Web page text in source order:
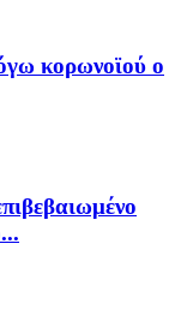
κορωνοϊού ο